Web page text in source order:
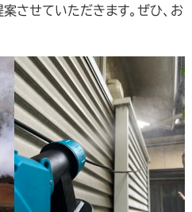
させていただきます。ぜひ、お